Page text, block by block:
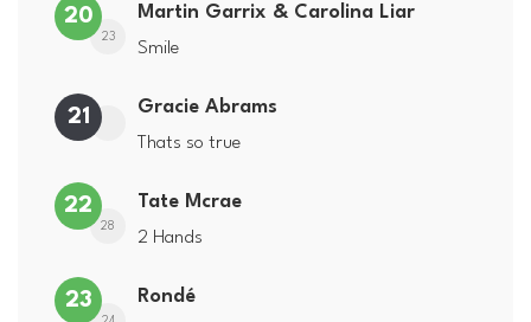
20
23
Martin Garrix & Carolina Liar
Smile
21 Gracie Abrams
Thats so true
22
28
Tate Mcrae
2 Hands
23 Rondé